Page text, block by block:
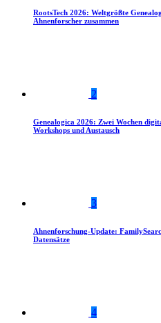
RootsTech 2026: Weltgrößte
Ahnenforscher zusammen
2
Genealogica 2026: Zwei Wochen
Workshops und Austausch
3
Ahnenforschung-Update:
Datensätze
4